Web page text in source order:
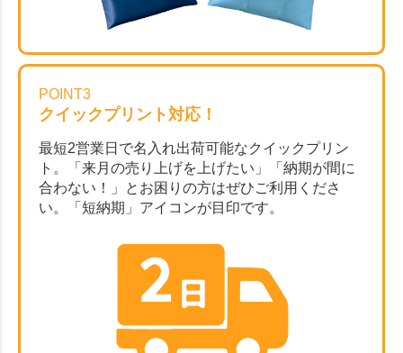
POINT3
クイックプリント対応！
最短2営業日で名入れ出荷可能なクイックプリン
ト。「来月の売り上げを上げたい」「納期が間に
合わない！」とお困りの方はぜひご利用くださ
い。「短納期」アイコンが目印です。